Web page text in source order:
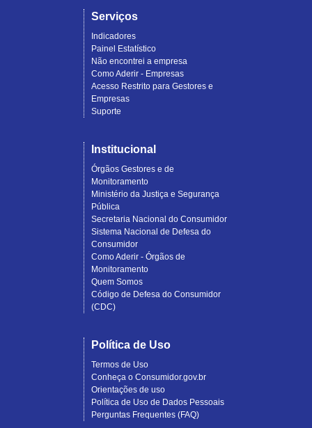
Serviços
Indicadores
Painel Estatístico
Não encontrei a empresa
Como Aderir - Empresas
Acesso Restrito para Gestores e
Empresas
Suporte
Institucional
Órgãos Gestores e de
Monitoramento
Ministério da Justiça e Segurança
Pública
Secretaria Nacional do Consumidor
Sistema Nacional de Defesa do
Consumidor
Como Aderir - Órgãos de
Monitoramento
Quem Somos
Código de Defesa do Consumidor
(CDC)
Política de Uso
Termos de Uso
Conheça o Consumidor.gov.br
Orientações de uso
Política de Uso de Dados Pessoais
Perguntas Frequentes (FAQ)